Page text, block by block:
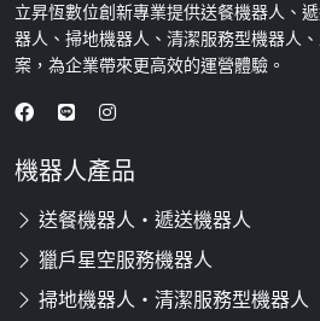
立昇恆數位創新專業提供送餐機器人、
器人、掃地機器人、清潔服務型機器人
案，為企業帶來更高效的運營體驗。
機器人產品
送餐機器人・遞送機器人
獵戶星空服務機器人
掃地機器人・清潔服務型機器人